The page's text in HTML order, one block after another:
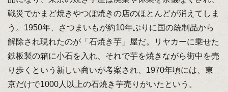
戦災でかまど焼きやつぼ焼きの店のほとんどが消えてしま
う。1950年、さつまいもが約10年ぶりに国の統制品から
解除され現れたのが「石焼き芋」屋だ。リヤカーに乗せた
鉄板製の箱に小石を入れ、それで芋を焼きながら街中を売
り歩くという新しい商いが考案され、1970年頃には、東
京だけで1000人以上の石焼き芋売りがいたという。